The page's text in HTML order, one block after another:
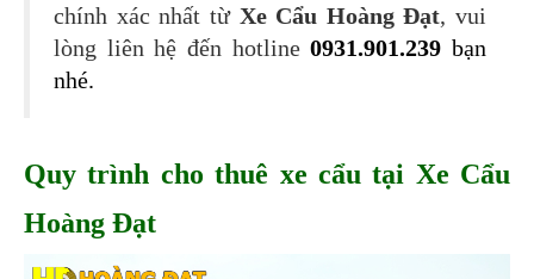
chính xác nhất từ Xe Cẩu Hoàng Đạt, vui
lòng liên hệ đến hotline0931.901.239 bạn
nhé.
Quy trình cho thuê xe cẩu tại Xe Cẩu
Hoàng Đạt